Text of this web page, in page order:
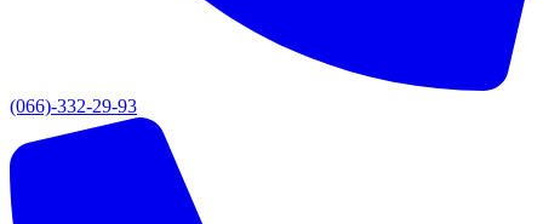
(066)-332-29-93